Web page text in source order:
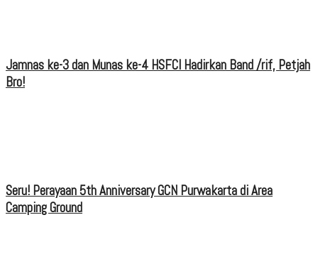
Jamnas ke-3 dan Munas ke-4 HSFCI Hadirkan Band /rif, Petjah
Bro!
Seru! Perayaan 5th Anniversary GCN Purwakarta di Area
Camping Ground